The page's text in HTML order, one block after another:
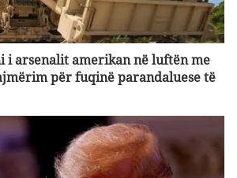
i arsenalit amerikan në luftën me
për fuqinë parandaluese të